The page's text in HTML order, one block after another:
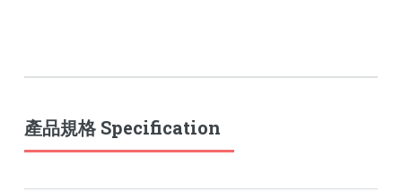
產品規格 Specification